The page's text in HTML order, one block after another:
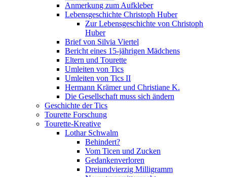
Anmerkung zum Aufkleber
Lebensgeschichte Christoph Huber
Zur Lebensgeschichte von Christoph
Huber
Brief von Silvia Viertel
Bericht eines 15-jährigen Mädchens
Eltern und Tourette
Umleiten von Tics
Umleiten von Tics II
Hermann Krämer und Christiane K.
Die Gesellschaft muss sich ändern
Geschichte der Tics
Tourette Forschung
Tourette-Kreative
Lothar Schwalm
Behindert?
Vom Ticen und Zucken
Gedankenverloren
Dreiundvierzig Milligramm